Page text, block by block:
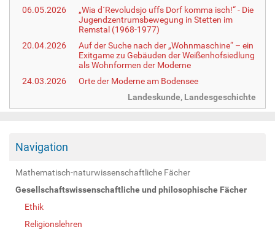
06.05.2026
„Wia d´Revoludsjo uffs Dorf komma isch!“ - Die
Jugendzentrumsbewegung in Stetten im
Remstal (1968-1977)
20.04.2026
Auf der Suche nach der „Wohnmaschine“ – ein
Exitgame zu Gebäuden der Weißenhofsiedlung
als Wohnformen der Moderne
24.03.2026
Orte der Moderne am Bodensee
Landeskunde, Landesgeschichte
Navigation
Mathematisch-naturwissenschaftliche Fächer
Gesellschaftswissenschaftliche und philosophische Fächer
Ethik
Religionslehren